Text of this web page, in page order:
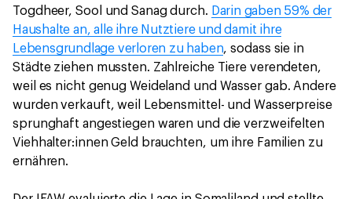
Togdheer, Sool und Sanag durch. Darin gaben 59% der
Haushalte an, alle ihre Nutztiere und damit ihre
Lebensgrundlage verloren zu haben, sodass sie in
Städte ziehen mussten. Zahlreiche Tiere verendeten,
weil es nicht genug Weideland und Wasser gab. Andere
wurden verkauft, weil Lebensmittel- und Wasserpreise
sprunghaft angestiegen waren und die verzweifelten
Viehhalter:innen Geld brauchten, um ihre Familien zu
ernähren.